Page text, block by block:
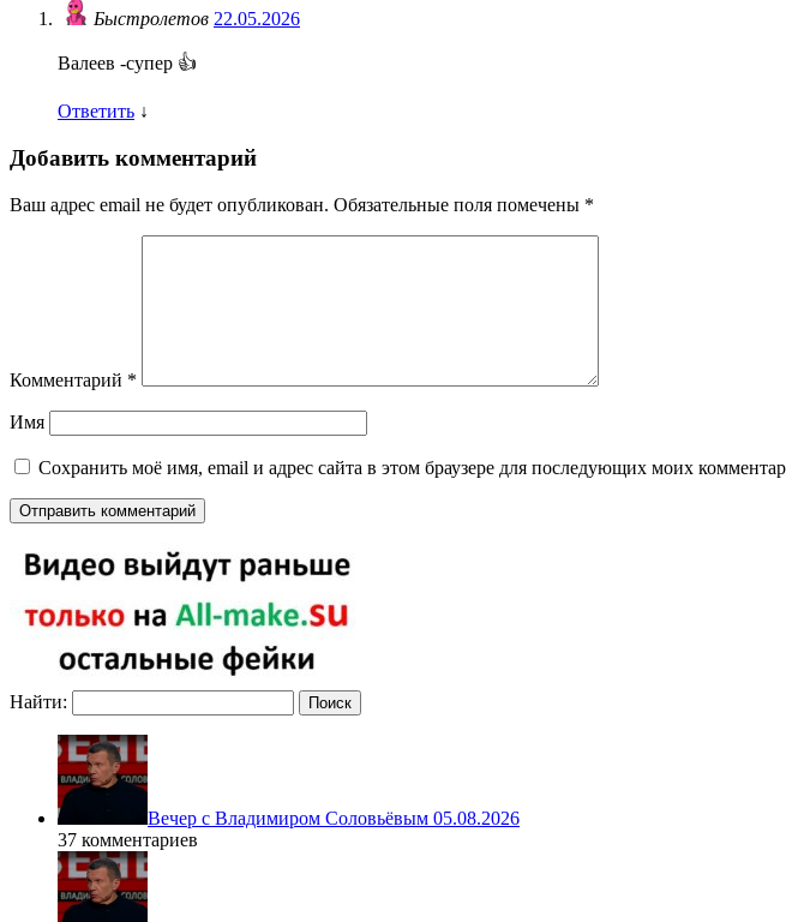
Быстролетов 22.05.2026
Валеев -супер 👍
Ответить ↓
Добавить комментарий
Ваш адрес email не будет опубликован. Обязательные поля помечены *
Комментарий *
Имя
Сохранить моё имя, email и адрес сайта в этом браузере для последующих моих
Найти:
Вечер с Владимиром Соловьёвым 05.08.2026
37 комментариев